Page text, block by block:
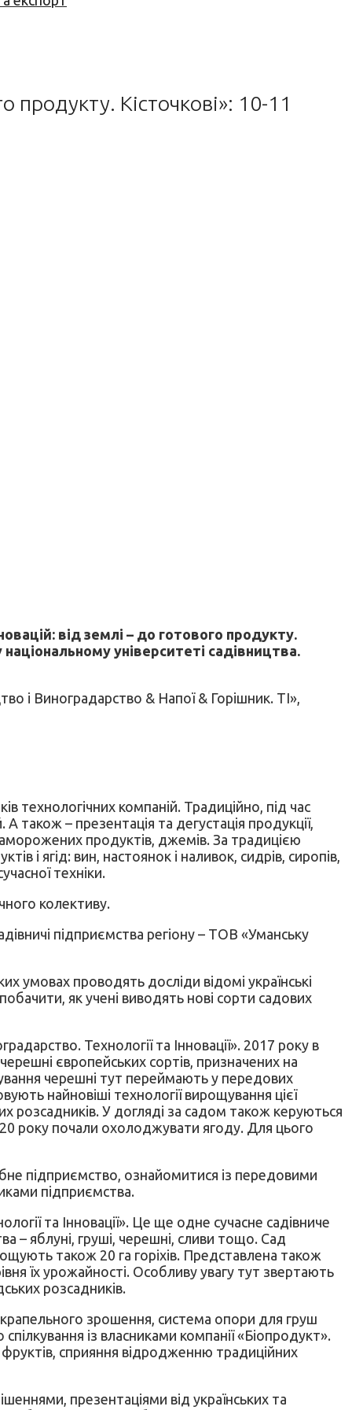
продукту. Кісточкові»: 10-11
від землі – до готового продукту.
університеті садівництва.
і Виноградарство & Напої & Горішник. ТІ»,
технологічних компаній. Традиційно, під час
також – презентація та дегустація продукції,
продуктів, джемів. За традицією
і ягід: вин, настоянок і наливок, сидрів, сиропів,
техніки.
колективу.
підприємства регіону – ТОВ «Уманську
умовах проводять досліди відомі українські
як учені виводять нові сорти садових
Технології та Інновації». 2017 року в
європейських сортів, призначених на
черешні тут переймають у передових
найновіші технології вирощування цієї
розсадників. У догляді за садом також керуються
року почали охолоджувати ягоду. Для цього
підприємство, ознайомитися із передовими
підприємства.
та Інновації». Це ще одне сучасне садівниче
– яблуні, груші, черешні, сливи тощо. Сад
також 20 га горіхів. Представлена також
їх урожайності. Особливу увагу тут звертають
розсадників.
крапельного зрошення, система опори для груш
із власниками компанії «Біопродукт».
сприяння відродженню традиційних
презентаціями від українських та